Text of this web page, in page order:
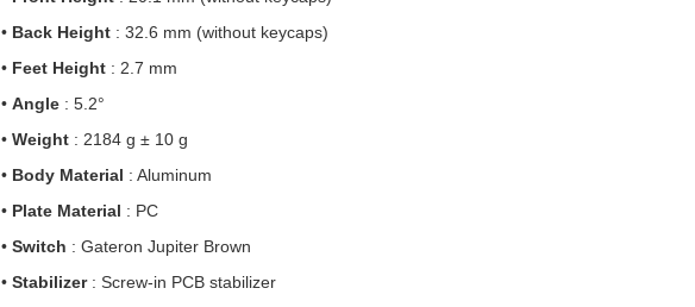
• Back Height : 32.6 mm (without keycaps)
• Feet Height : 2.7 mm
•Angle : 5.2°
•Weight : 2184 g ± 10 g
• Body Material : Aluminum
• Plate Material : PC
•Switch : Gateron Jupiter Brown
•Stabilizer : Screw-in PCB stabilizer